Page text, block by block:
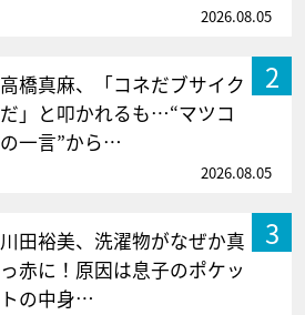
2026.08.05
2
高橋真麻、「コネだブサイク
だ」と叩かれるも…“マツコ
の一言”から…
2026.08.05
3
川田裕美、洗濯物がなぜか真
っ赤に！原因は息子のポケッ
トの中身…